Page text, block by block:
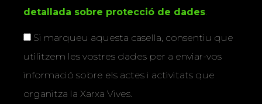
detallada sobre protecció de dades.
Si marqueu aquesta casella, consentiu que
utilitzem les vostres dades per a enviar-vos
informació sobre els actes i activitats que
organitza la Xarxa Vives.